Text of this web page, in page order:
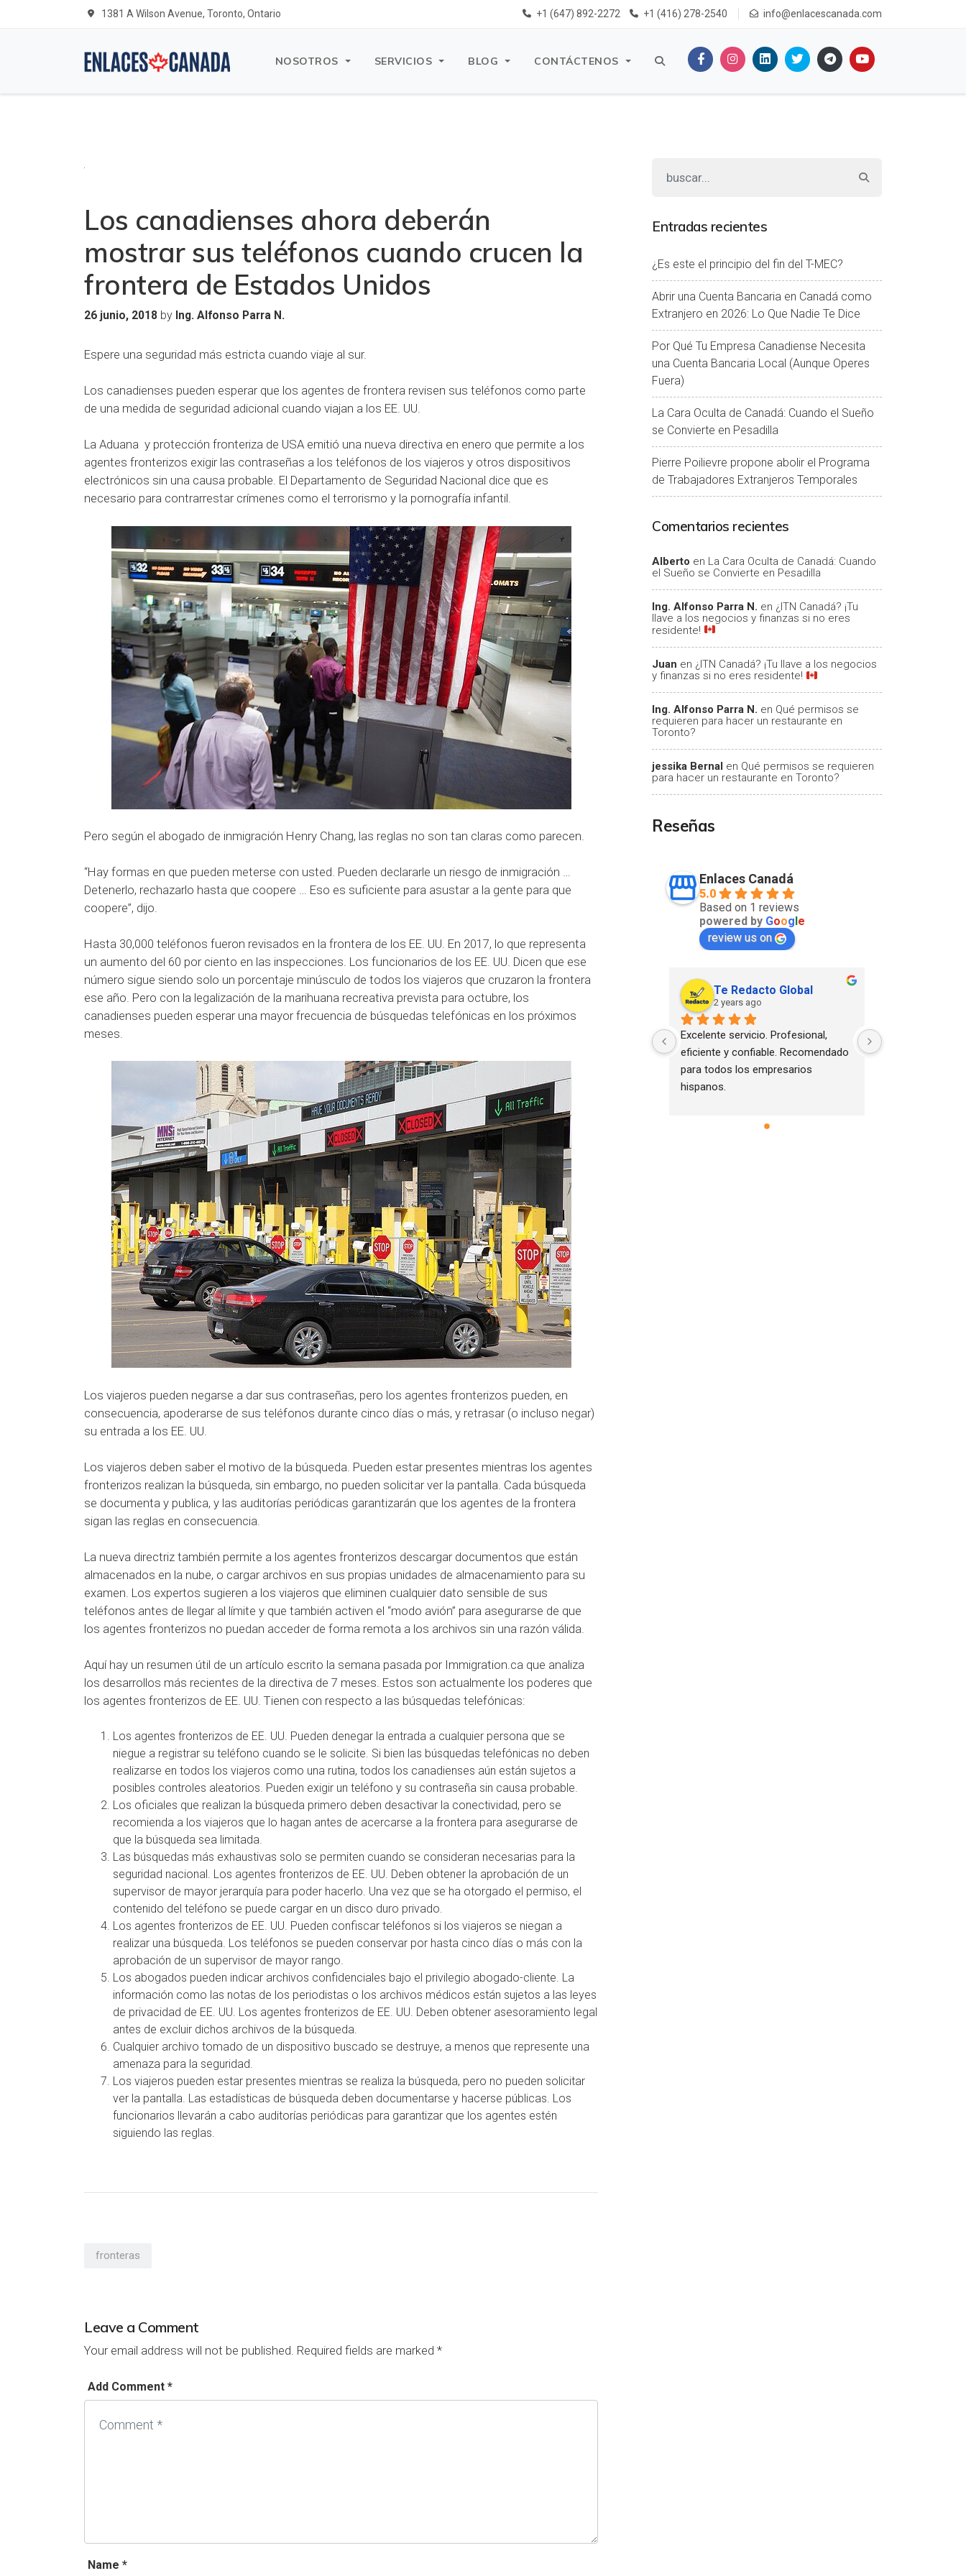
1381 A Wilson Avenue, Toronto, Ontario +1 (647) 892-2272 +1 (416) 278-2540 info@enlacescanada.com
NOSOTROS SERVICIOS BLOG CONTÁCTENOS
Los canadienses ahora deberán
mostrar sus teléfonos cuando crucen la
frontera de Estados Unidos
26 junio, 2018 by Ing. Alfonso Parra N.
Espere una seguridad más estricta cuando viaje al sur.
Los canadienses pueden esperar que los agentes de frontera revisen sus teléfonos como parte
de una medida de seguridad adicional cuando viajan a los EE. UU.
La Aduana y protección fronteriza de USA emitió una nueva directiva en enero que permite a los
agentes fronterizos exigir las contraseñas a los teléfonos de los viajeros y otros dispositivos
electrónicos sin una causa probable. El Departamento de Seguridad Nacional dice que es
necesario para contrarrestar crímenes como el terrorismo y la pornografía infantil.
Pero según el abogado de inmigración Henry Chang, las reglas no son tan claras como parecen.
“Hay formas en que pueden meterse con usted. Pueden declararle un riesgo de inmigración …
Detenerlo, rechazarlo hasta que coopere … Eso es suficiente para asustar a la gente para que
coopere”, dijo.
Hasta 30,000 teléfonos fueron revisados ​​en la frontera de los EE. UU. En 2017, lo que representa
un aumento del 60 por ciento en las inspecciones. Los funcionarios de los EE. UU. Dicen que ese
número sigue siendo solo un porcentaje minúsculo de todos los viajeros que cruzaron la frontera
ese año. Pero con la legalización de la marihuana recreativa prevista para octubre, los
canadienses pueden esperar una mayor frecuencia de búsquedas telefónicas en los próximos
meses.
Los viajeros pueden negarse a dar sus contraseñas, pero los agentes fronterizos pueden, en
consecuencia, apoderarse de sus teléfonos durante cinco días o más, y retrasar (o incluso negar)
su entrada a los EE. UU.
Los viajeros deben saber el motivo de la búsqueda. Pueden estar presentes mientras los agentes
fronterizos realizan la búsqueda, sin embargo, no pueden solicitar ver la pantalla. Cada búsqueda
se documenta y publica, y las auditorías periódicas garantizarán que los agentes de la frontera
sigan las reglas en consecuencia.
La nueva directriz también permite a los agentes fronterizos descargar documentos que están
almacenados en la nube, o cargar archivos en sus propias unidades de almacenamiento para su
examen. Los expertos sugieren a los viajeros que eliminen cualquier dato sensible de sus
teléfonos antes de llegar al límite y que también activen el “modo avión” para asegurarse de que
los agentes fronterizos no puedan acceder de forma remota a los archivos sin una razón válida.
Aquí hay un resumen útil de un artículo escrito la semana pasada por Immigration.ca que analiza
los desarrollos más recientes de la directiva de 7 meses. Estos son actualmente los poderes que
los agentes fronterizos de EE. UU. Tienen con respecto a las búsquedas telefónicas:
Los agentes fronterizos de EE. UU. Pueden denegar la entrada a cualquier persona que se
niegue a registrar su teléfono cuando se le solicite. Si bien las búsquedas telefónicas no deben
realizarse en todos los viajeros como una rutina, todos los canadienses aún están sujetos a
posibles controles aleatorios. Pueden exigir un teléfono y su contraseña sin causa probable.
Los oficiales que realizan la búsqueda primero deben desactivar la conectividad, pero se
recomienda a los viajeros que lo hagan antes de acercarse a la frontera para asegurarse de
que la búsqueda sea limitada.
Las búsquedas más exhaustivas solo se permiten cuando se consideran necesarias para la
seguridad nacional. Los agentes fronterizos de EE. UU. Deben obtener la aprobación de un
supervisor de mayor jerarquía para poder hacerlo. Una vez que se ha otorgado el permiso, el
contenido del teléfono se puede cargar en un disco duro privado.
Los agentes fronterizos de EE. UU. Pueden confiscar teléfonos si los viajeros se niegan a
realizar una búsqueda. Los teléfonos se pueden conservar por hasta cinco días o más con la
aprobación de un supervisor de mayor rango.
Los abogados pueden indicar archivos confidenciales bajo el privilegio abogado-cliente. La
información como las notas de los periodistas o los archivos médicos están sujetos a las leyes
de privacidad de EE. UU. Los agentes fronterizos de EE. UU. Deben obtener asesoramiento legal
antes de excluir dichos archivos de la búsqueda.
Cualquier archivo tomado de un dispositivo buscado se destruye, a menos que represente una
amenaza para la seguridad.
Los viajeros pueden estar presentes mientras se realiza la búsqueda, pero no pueden solicitar
ver la pantalla. Las estadísticas de búsqueda deben documentarse y hacerse públicas. Los
funcionarios llevarán a cabo auditorías periódicas para garantizar que los agentes estén
siguiendo las reglas.
fronteras
Leave a Comment
Your email address will not be published. Required fields are marked *
Add Comment *
Name *
Entradas recientes
¿Es este el principio del fin del T-MEC?
Abrir una Cuenta Bancaria en Canadá como
Extranjero en 2026: Lo Que Nadie Te Dice
Por Qué Tu Empresa Canadiense Necesita
una Cuenta Bancaria Local (Aunque Operes
Fuera)
La Cara Oculta de Canadá: Cuando el Sueño
se Convierte en Pesadilla
Pierre Poilievre propone abolir el Programa
de Trabajadores Extranjeros Temporales
Comentarios recientes
Alberto en La Cara Oculta de Canadá: Cuando
el Sueño se Convierte en Pesadilla
Ing. Alfonso Parra N. en ¿ITN Canadá? ¡Tu
llave a los negocios y finanzas si no eres
residente!
Juan en ¿ITN Canadá? ¡Tu llave a los negocios
y finanzas si no eres residente!
Ing. Alfonso Parra N. en Qué permisos se
requieren para hacer un restaurante en
Toronto?
jessika Bernal en Qué permisos se requieren
para hacer un restaurante en Toronto?
Reseñas
Enlaces Canadá
5.0
Based on 1 reviews
powered by Google
review us on
Te Redacto Global
2 years ago
Excelente servicio. Profesional,
eficiente y confiable. Recomendado
para todos los empresarios
hispanos.